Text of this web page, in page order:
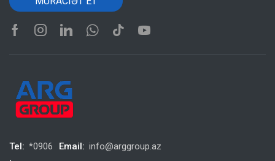
Tel: *0906 Email: info@arggroup.az